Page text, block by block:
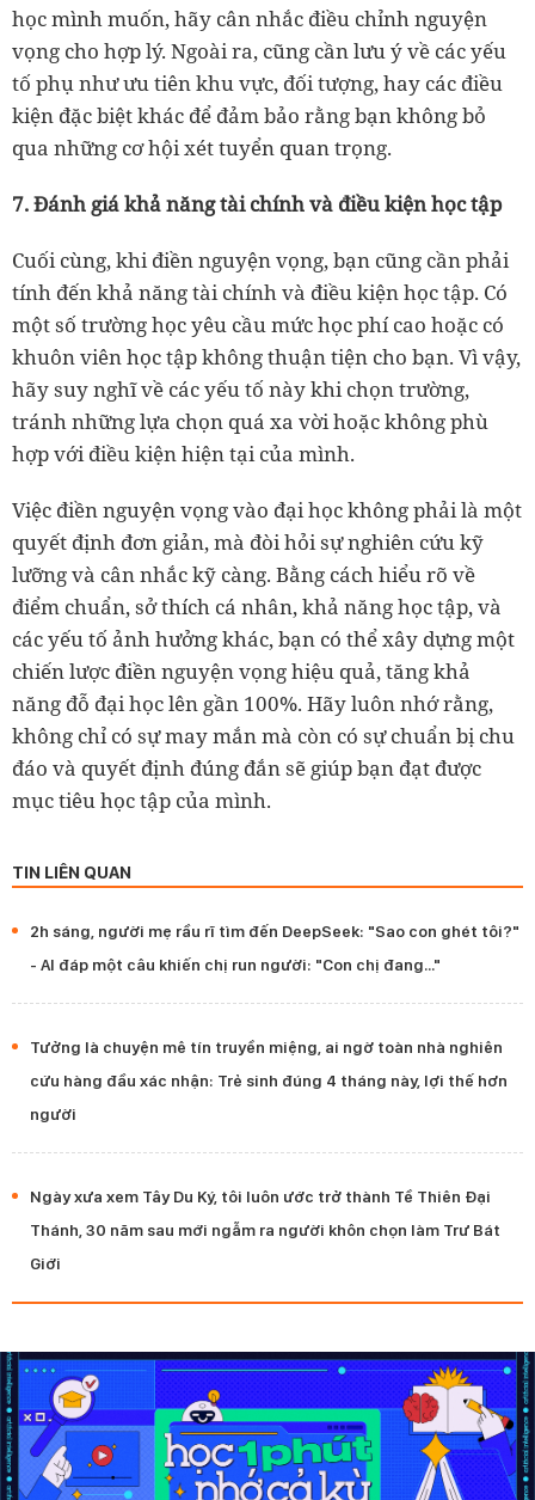
học mình muốn, hãy cân nhắc điều chỉnh nguyện
vọng cho hợp lý. Ngoài ra, cũng cần lưu ý về các yếu
tố phụ như ưu tiên khu vực, đối tượng, hay các điều
kiện đặc biệt khác để đảm bảo rằng bạn không bỏ
qua những cơ hội xét tuyển quan trọng.
7. Đánh giá khả năng tài chính và điều kiện học tập
Cuối cùng, khi điền nguyện vọng, bạn cũng cần phải
tính đến khả năng tài chính và điều kiện học tập. Có
một số trường học yêu cầu mức học phí cao hoặc có
khuôn viên học tập không thuận tiện cho bạn. Vì vậy,
hãy suy nghĩ về các yếu tố này khi chọn trường,
tránh những lựa chọn quá xa vời hoặc không phù
hợp với điều kiện hiện tại của mình.
Việc điền nguyện vọng vào đại học không phải là một
quyết định đơn giản, mà đòi hỏi sự nghiên cứu kỹ
lưỡng và cân nhắc kỹ càng. Bằng cách hiểu rõ về
điểm chuẩn, sở thích cá nhân, khả năng học tập, và
các yếu tố ảnh hưởng khác, bạn có thể xây dựng một
chiến lược điền nguyện vọng hiệu quả, tăng khả
năng đỗ đại học lên gần 100%. Hãy luôn nhớ rằng,
không chỉ có sự may mắn mà còn có sự chuẩn bị chu
đáo và quyết định đúng đắn sẽ giúp bạn đạt được
mục tiêu học tập của mình.
TIN LIÊN QUAN
2h sáng, người mẹ rầu rĩ tìm đến DeepSeek: "Sao con ghét tôi?"
- AI đáp một câu khiến chị run người: "Con chị đang..."
Tưởng là chuyện mê tín truyền miệng, ai ngờ toàn nhà nghiên
cứu hàng đầu xác nhận: Trẻ sinh đúng 4 tháng này, lợi thế hơn
người
Ngày xưa xem Tây Du Ký, tôi luôn ước trở thành Tề Thiên Đại
Thánh, 30 năm sau mới ngẫm ra người khôn chọn làm Trư Bát
Giới